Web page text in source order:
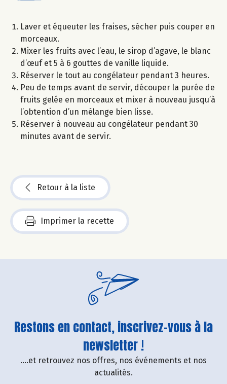
Laver et équeuter les fraises, sécher puis couper en
morceaux.
Mixer les fruits avec l’eau, le sirop d’agave, le blanc
d’œuf et 5 à 6 gouttes de vanille liquide.
Réserver le tout au congélateur pendant 3 heures.
Peu de temps avant de servir, découper la purée de
fruits gelée en morceaux et mixer à nouveau jusqu’à
l’obtention d’un mélange bien lisse.
Réserver à nouveau au congélateur pendant 30
minutes avant de servir.
Retour à la liste
Imprimer la recette
Restons en contact, inscrivez-vous à la
newsletter !
....et retrouvez nos offres, nos événements et nos
actualités.